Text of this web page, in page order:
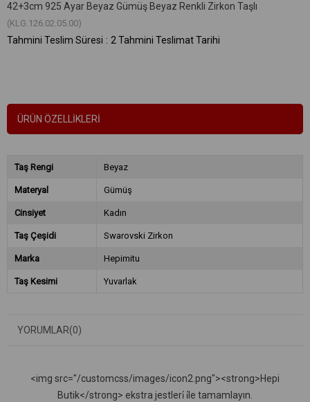
42+3cm 925 Ayar Beyaz Gümüş Beyaz Renkli Zirkon Taşlı
(KLG.126.02.05.00)
Tahmini Teslim Süresi : 2 Tahmini Teslimat Tarihi
ÜRÜN ÖZELLIKLERI
Taş Rengi Beyaz
Materyal Gümüş
Cinsiyet Kadın
Taş Çeşidi Swarovski Zirkon
Marka Hepimitu
Taş Kesimi Yuvarlak
YORUMLAR(0)
<img src="/customcss/images/icon2.png"><strong>Hepi
Butik</strong> ekstra jestleri̇ i̇le tamamlayın.